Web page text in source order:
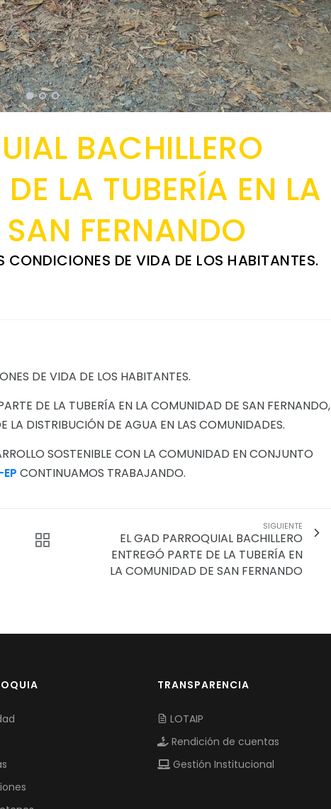
BACHILLERO
LA TUBERÍA EN LA
FERNANDO
DE VIDA DE LOS HABITANTES.
DE VIDA DE LOS HABITANTES.
DE LA TUBERÍA EN LA COMUNIDAD DE SAN FERNANDO,
LA DISTRIBUCIÓN DE AGUA EN LAS COMUNIDADES.
SOSTENIBLE CON LA COMUNIDAD EN CONJUNTO
CONTINUAMOS TRABAJANDO.
SIGUIENTE
EL GAD PARROQUIAL BACHILLERO
ENTREGÓ PARTE DE LA TUBERÍA EN
LA COMUNIDAD DE SAN FERNANDO
TRANSPARENCIA
LOTAIP
Rendición de cuentas
Gestión Institucional